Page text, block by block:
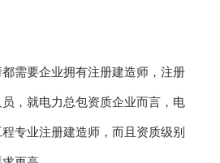
需要企业拥有注册建造师，注册
，就电力总包资质企业而言，电
专业注册建造师，而且资质级别